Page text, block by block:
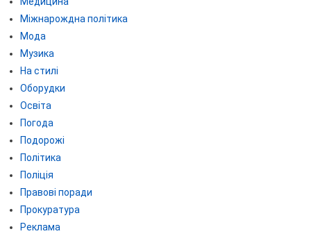
Міжнарождна політика
Мода
Музика
На стилі
Оборудки
Освіта
Погода
Подорожі
Політика
Поліція
Правові поради
Прокуратура
Реклама